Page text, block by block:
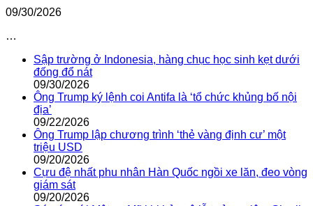
09/30/2026
…
Sập trường ở Indonesia, hàng chục học sinh kẹt dưới
đống đổ nát
09/30/2026
Ông Trump ký lệnh coi Antifa là ‘tổ chức khủng bố nội
địa’
09/22/2026
Ông Trump lập chương trình ‘thẻ vàng định cư’ một
triệu USD
09/20/2026
Cựu đệ nhất phu nhân Hàn Quốc ngồi xe lăn, đeo vòng
giám sát
09/20/2026